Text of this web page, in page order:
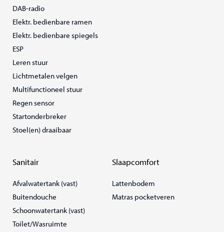
DAB-radio
Elektr. bedienbare ramen
Elektr. bedienbare spiegels
ESP
Leren stuur
Lichtmetalen velgen
Multifunctioneel stuur
Regen sensor
Startonderbreker
Stoel(en) draaibaar
Sanitair
Afvalwatertank (vast)
Buitendouche
Schoonwatertank (vast)
Toilet/Wasruimte
Slaapcomfort
Lattenbodem
Matras pocketveren